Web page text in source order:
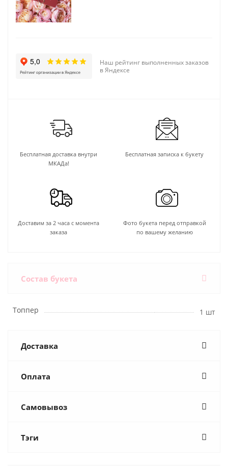
Наш рейтинг выполненных заказов
в Яндексе
Бесплатная доставка внутри
МКАДа!
Бесплатная записка к букету
Доставим за 2 часа с момента
заказа
Фото букета перед отправкой
по вашему желанию
Состав букета
Топпер 1 шт
Доставка
Оплата
Самовывоз
Тэги